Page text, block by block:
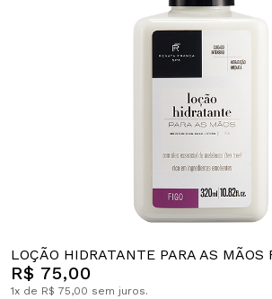
LOÇÃO HIDRATANTE PARA AS MÃOS
R$ 75,00
1x de R$ 75,00 sem juros.